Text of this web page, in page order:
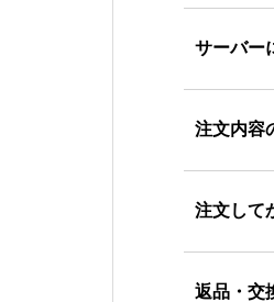
サーバー
注文内容
注文して
返品・交